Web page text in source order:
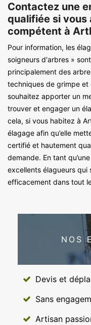
Contactez une
qualifiée si vous
compétent à
Pour information, les
soigneurs d'arbres »
principalement des
techniques de grimpe et
souhaitez apporter un
trouver et engager un
cela, si vous habitez à
élagage afin qu’elle
certifié et hautement
demande. En tant
excellents élagueurs qui
efficacement dans tout
NOS
Devis et
Sans
Artisan